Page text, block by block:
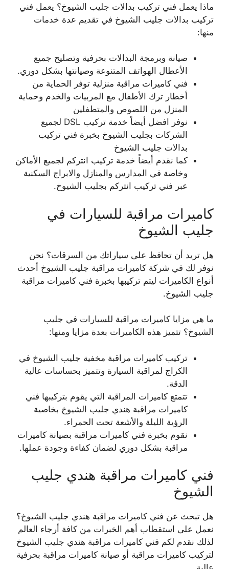
ماذا يعمل فني تركيب بدالات جليب الشيوخ؟ يعمل فني
تركيب بدالات جليب الشيوخ في تقديم عدة خدمات
منها:
صيانة وبرمجة البدالات بحرفية وتصليح جميع
الأعطال الهواتف المتنوعة وصيانتها بشكل دوري.
فني كاميرات مراقبة منزلية توفر الحماية من
أخطار ترك الأطفال مع المربيات والخدم وحماية
المنزل من اللصوص والمتطفلين
نوفر افضل أيضاً خدمة تركيب DSL لجميع
الشركات بجليب الشيوخ بخبرة فني تركيب
بدالات جليب الشيوخ
كما نقدم أيضاً خدمة تركيب انتركم لجميع الأماكن
وخاصة في المدارس والمنازل والابراج السكنية
عبر فني تركيب انتركم بجليب الشيوخ.
كاميرات مراقبة للسيارات في
جليب الشيوخ
هل تريد أن تحافظ على سياراتك من السرقات؟ نحن
نوفر لك في شركة كاميرات مراقبة جليب الشيوخ أحدث
أنواع الكاميرات ليتم تركيبها بخبرة فني كاميرات مراقبة
جليب الشيوخ.
ما هي مزايا كاميرات مراقبة للسيارات في جليب
الشيوخ؟ تتميز هذه الكاميرات بعدة مزايا ومنها:
تركيب كاميرات مراقبة مخفية جليب الشيوخ في
الكراج لمراقبة السيارة وتتميز بحساسات عالية
الدقة.
تتمتع كاميرات المراقبة التي يقوم بتركيبها فني
كاميرات مراقبة هندي جليب الشيوخ بخاصية
الرؤية الليلة والأشعة تحت الحمراء.
نقوم بخبرة فني كاميرات مراقبة بصيانة كاميرات
مراقبة بشكل دوري لضمان كفاءة وجودة عملها.
فني كاميرات مراقبة هندي جليب
الشيوخ
هل تبحث عن فني كاميرات مراقبة هندي جليب الشيوخ؟
نعمل على استقطاب أهم الخبرات من كافة أرجاء العالم
لذلك نقدم لكم فني كاميرات مراقبة هندي جليب الشيوخ
لتركيب كاميرات مراقبة أو صيانة كاميرات مراقبة بحرفية